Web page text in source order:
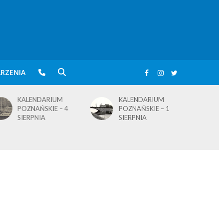
KALENDARIUM
POZNAŃSKIE – 1
SIERPNIA
BLusowe święto nad
wielkopolskim
jeziorem